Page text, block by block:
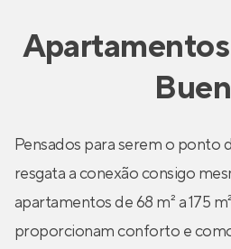
Apartamentos
Pensados para serem o ponto
resgata a conexão consigo
apartamentos de 68 m² a 175
proporcionam conforto e